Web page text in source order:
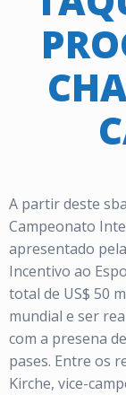
A partir deste
Campeonato
apresentado
Incentivo ao
total de US$ 50
mundial e ser
com a presena
pases. Entre os
Kirche, vice-